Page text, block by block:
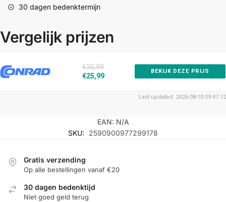
30 dagen bedenktermijn
Vergelijk prijzen
€30,99
€25,99
BEKIJK DEZE PRIJS
Last updated: 2026-08-10 09:47:12
EAN: N/A
SKU:
2590900977299178
Gratis verzending
Op alle bestellingen vanaf €20
30 dagen bedenktijd
Niet goed geld terug